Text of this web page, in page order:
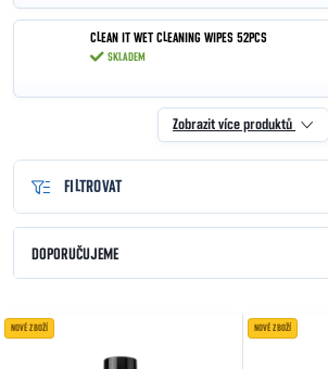
CLEAN IT WET CLEANING WIPES 52PCS
SKLADEM
Zobrazit více produktů
FILTROVAT
Řazení produktů
DOPORUČUJEME
Výpis produktů
NOVÉ ZBOŽÍ NOVÉ ZBOŽÍ